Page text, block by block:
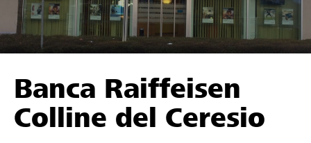
Unterstützen
Hilfe & Support
Projekte und Organisationen finden
Banca Raiffeisen
Colline del Ceresio